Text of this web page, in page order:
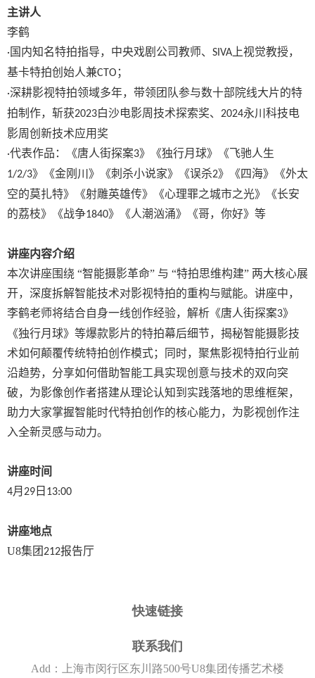
主讲人
李鹤
· 国内知名特拍指导，中央戏剧公司教师、 SIVA 上视觉教授，
基卡特拍创始人兼CTO ；
·深耕影视特拍领域多年，带领团队参与数十部院线大片的特
拍制作，斩获2023白沙电影周技术探索奖、 2024永川科技电
影周创新技术应用奖
·代表作品：《唐人街探案3》《独行月球》《飞驰人生
1/2/3》《金刚川》《刺杀小说家》《误杀2》《四海》《外太
空的莫扎特》《射雕英雄传》《心理罪之城市之光》《长安
的荔枝》《战争1840》《人潮汹涌》《哥，你好》等
讲座内容介绍
本次讲座围绕 “智能摄影革命” 与 “特拍思维构建” 两大核心展
开，深度拆解智能技术对影视特拍的重构与赋能。讲座中，
李鹤老师将结合自身一线创作经验，解析《唐人街探案3》
《独行月球》等爆款影片的特拍幕后细节，揭秘智能摄影技
术如何颠覆传统特拍创作模式；同时，聚焦影视特拍行业前
沿趋势，分享如何借助智能工具实现创意与技术的双向突
破，为影像创作者搭建从理论认知到实践落地的思维框架，
助力大家掌握智能时代特拍创作的核心能力，为影视创作注
入全新灵感与动力。
讲座时间
4月 29 日 13:00
讲座地点
U8集团212报告厅
快速链接
联系我们
Add：上海市闵行区东川路500号U8集团传播艺术楼